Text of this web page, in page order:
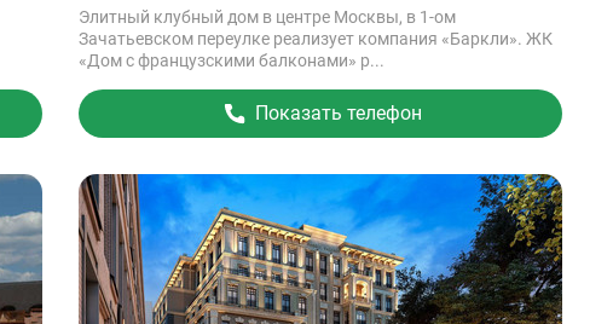
Элитный клубный дом в центре Москвы, в 1-ом
Зачатьевском переулке реализует компания «Баркли». ЖК
«Дом с французскими балконами» р...
Показать телефон